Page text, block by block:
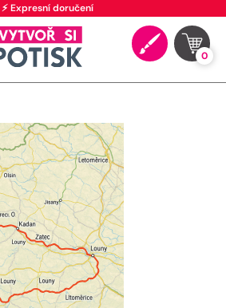
⚡ Expresní doručení
0